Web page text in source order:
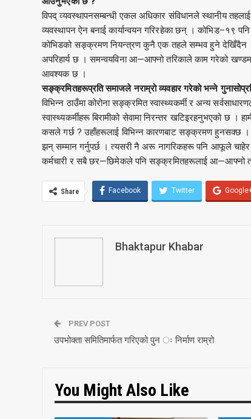
विपद् व्यवस्थापनसम्बन्धी एकल अधिकार संविधानले स्थानीय
व्यवस्थापन ऐन बनाई कार्यान्वयन गरिरहेका छन् । कोभिड–१९
कोभिडको सङ्क्रमण नियन्त्रण कुनै एक तहले सम्भव हुने देखिँदैन ।
अपरिहार्य छ । समन्वयविना आ—आफ्नो तरिकाले काम गरेको
आवश्यक छ ।
सङ्क्रमितहरूप्रति समाजले नराम्रो व्यवहार गरेको भन्ने
विभिन्न ठाउँमा कोरोना सङ्क्रमित स्वास्थ्यकर्मी र अन्य
स्वास्थ्यकर्मीहरू बिरामीको सेवामा निरन्तर खटिइरहनुभएको छ ।
कसले गर्छ ? उहाँहरूलाई विभिन्न कारणबाट सङ्क्रमण हुनसक्छ ।
झन् सम्मान गर्नुपर्छ । त्यसरी नै अरू नागरिकहरू पनि आफूले
कर्मचारी र सबै छर—छिमेकले पनि सङ्क्रमितहरूलाई आ—आफ्नो
Share Facebook Twitter
Bhaktapur Khabar
PREV POST
उपभोक्ता समितिमार्फत गरिएको पुन ः निर्माण राम्रो
You Might Also Like